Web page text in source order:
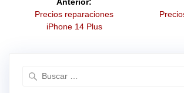
Precios reparaciones
iPhone 14 Plus